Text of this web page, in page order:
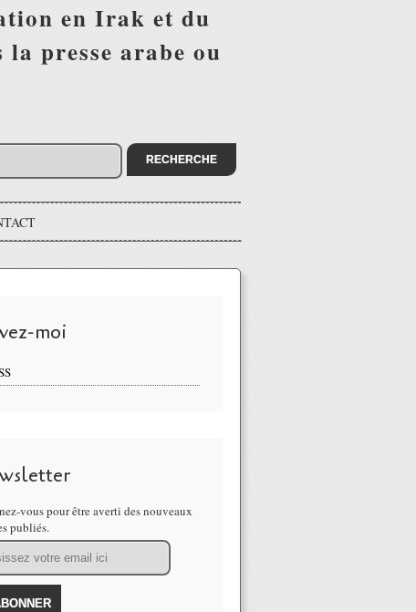
en Irak et du
presse arabe ou
moi
vous pour être averti des nouveaux
publiés.